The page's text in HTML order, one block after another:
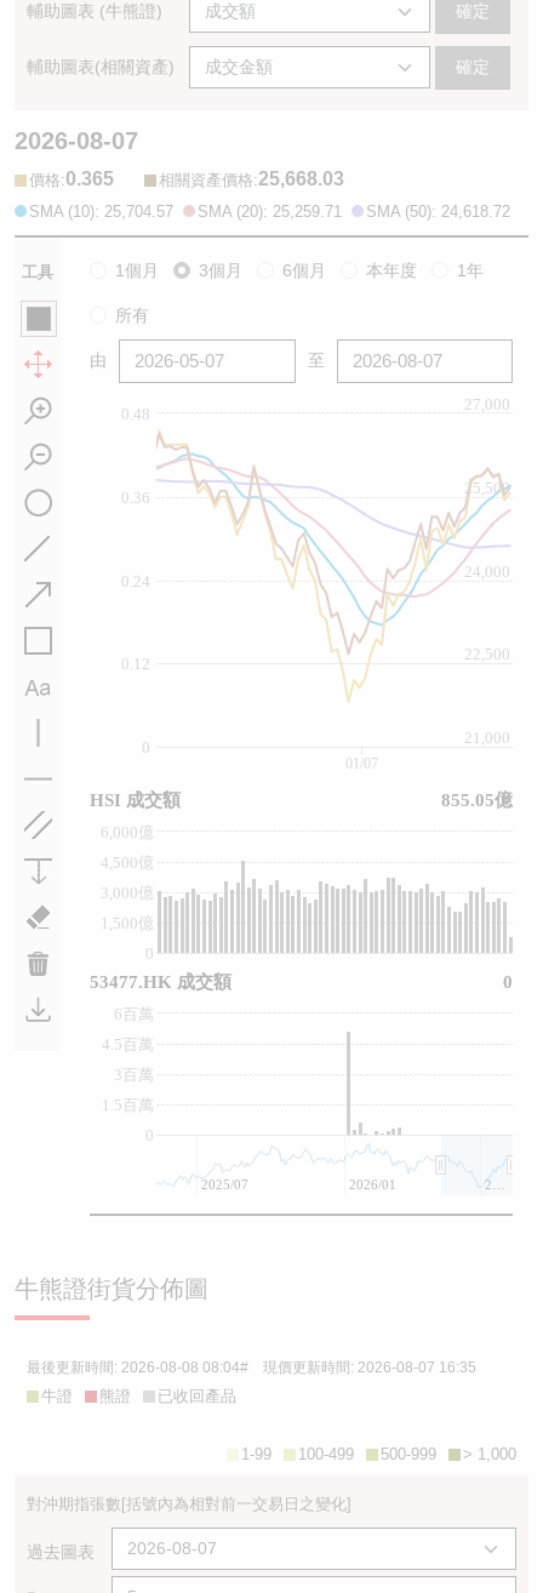
輔助圖表 (牛熊證) 確定
輔助圖表(相關資產) 確定
2026-08-07
價格:0.365 相關資產價格:25,668.03
SMA (10): 25,704.57 SMA (20): 25,259.71 SMA (50): 24,618.72
工具 1個月 3個月 6個月 本年度 1年
所有
由 至
0
0.12
0.24
0.36
0.48
22,500
21,000
24,000
25,500
27,000
0
1,500億
3,000億
4,500億
6,000億
0
1.5百萬
3百萬
4.5百萬
6百萬
01/07
2025/07 2026/01
HSI 成交額 855.05億
53477.HK 成交額 0
牛熊證街貨分佈圖
最後更新時間: 2026-08-08 08:04# 現價更新時間: 2026-08-07 16:35
牛證 熊證 已收回產品
> 1,000
500-999
100-499
1-99
對沖期指張數[括號內為相對前一交易日之變化]
過去圖表